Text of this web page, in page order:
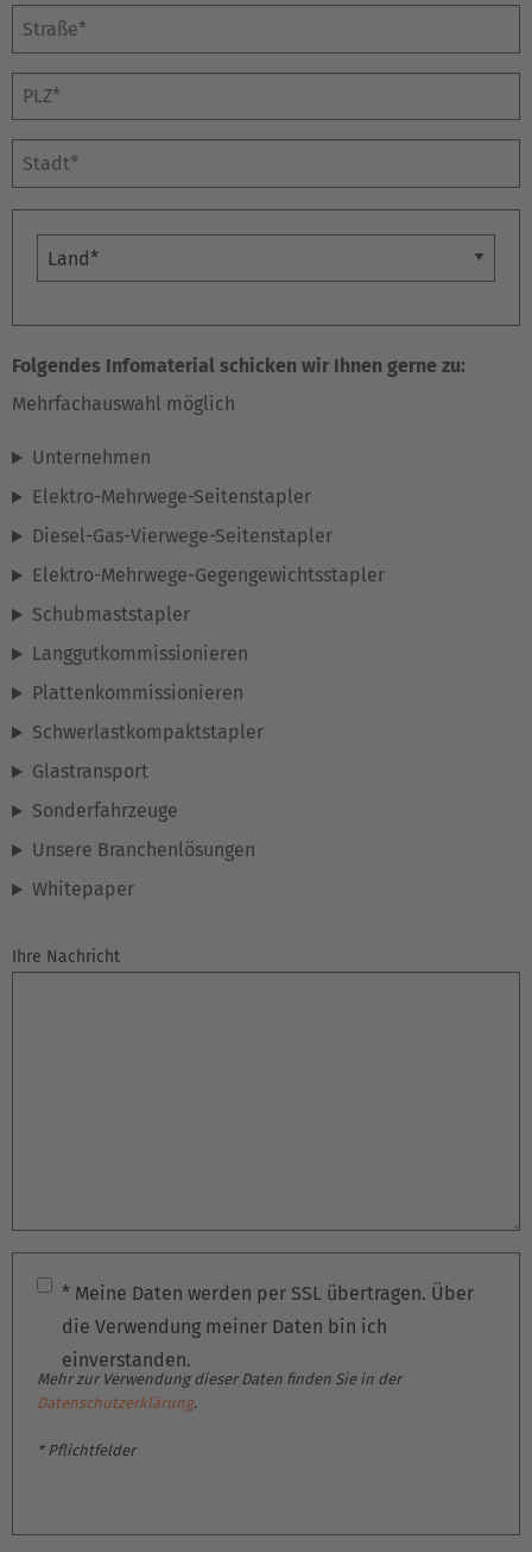
EUROPE
Belgium
Nederlands
Français Deutsch
Deutschland
Deutsch
España
Italia
Luxembourg
Français Deutsch
Nederlands
Straße*
PLZ*
Stadt*
País
Folgendes Infomaterial schicken wir Ihnen gerne zu:
Mehrfachauswahl möglich
Unternehmen
Elektro-Mehrwege-Seitenstapler
Diesel-Gas-Vierwege-Seitenstapler
Elektro-Mehrwege-Gegengewichtsstapler
Schubmaststapler
Langgutkommissionieren
Plattenkommissionieren
Schwerlastkompaktstapler
Glastransport
Sonderfahrzeuge
Unsere Branchenlösungen
Whitepaper
Ihre Nachricht
* Meine Daten werden per SSL übertragen. Über
die Verwendung meiner Daten bin ich
einverstanden.
Mehr zur Verwendung dieser Daten finden Sie in der
Datenschutzerklärung.
* Pflichtfelder